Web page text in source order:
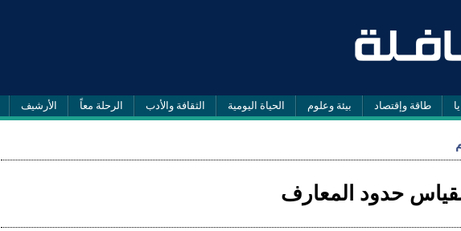
طاقة وإقتصاد بيئة وعلوم الحياة اليومية الثقافة والأدب الرحلة معاً الأرشيف
لقياس حدود المعارف